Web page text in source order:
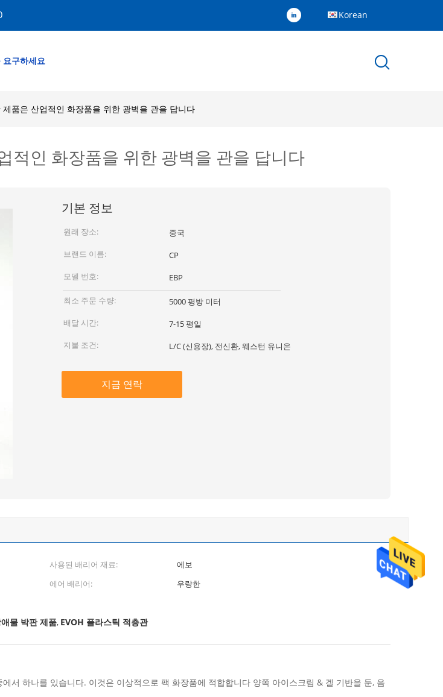
Korean
요구하세요
제품은 산업적인 화장품을 위한 광벽을 관을 답니다
적인 화장품을 위한 광벽을 관을 답니다
기본 정보
원래 장소:
중국
브랜드 이름:
CP
모델 번호:
EBP
최소 주문 수량:
5000 평방 미터
배달 시간:
7-15 평일
지불 조건:
L/C (신용장), 전신환, 웨스턴 유니온
지금 연락
사용된 배리어 재료:
에보
에어 배리어:
우량한
물 박판 제품, EVOH 플라스틱 적층관
서 하나를 있습니다. 이것은 이상적으로 팩 화장품에 적합합니다 양쪽 아이스크림 & 겔 기반을 둔, 음